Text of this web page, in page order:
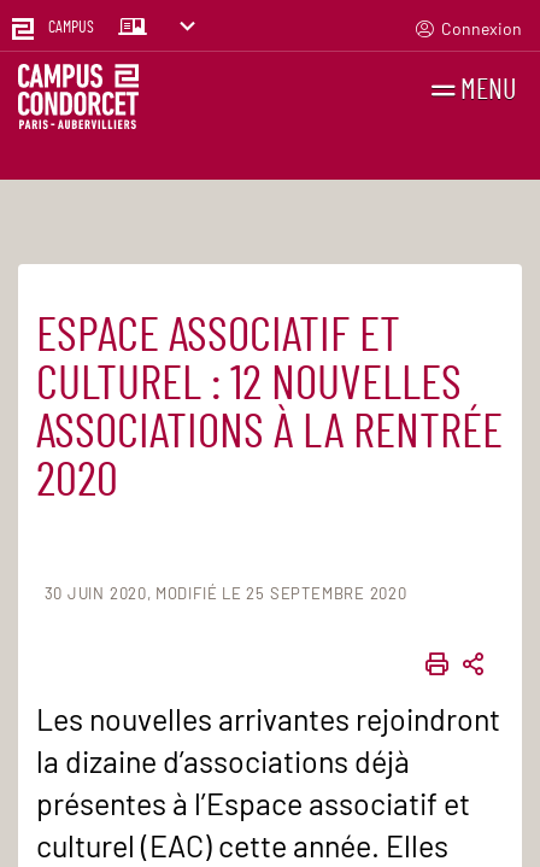
CAMPUS Connexion
MENU
Accueil Actualités
ESPACE ASSOCIATIF ET
CULTUREL : 12 NOUVELLES
ASSOCIATIONS À LA RENTRÉE
2020
30 JUIN 2020 MODIFIÉ LE 25 SEPTEMBRE 2020
Les nouvelles arrivantes rejoindront
la dizaine d’associations déjà
présentes à l’Espace associatif et
culturel (EAC) cette année. Elles